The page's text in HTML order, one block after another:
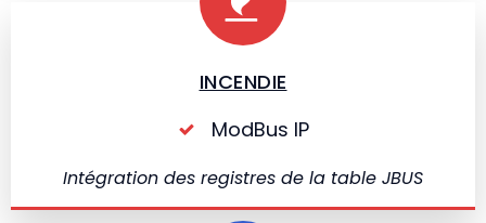
INCENDIE
ModBus IP
Intégration des registres de la table JBUS